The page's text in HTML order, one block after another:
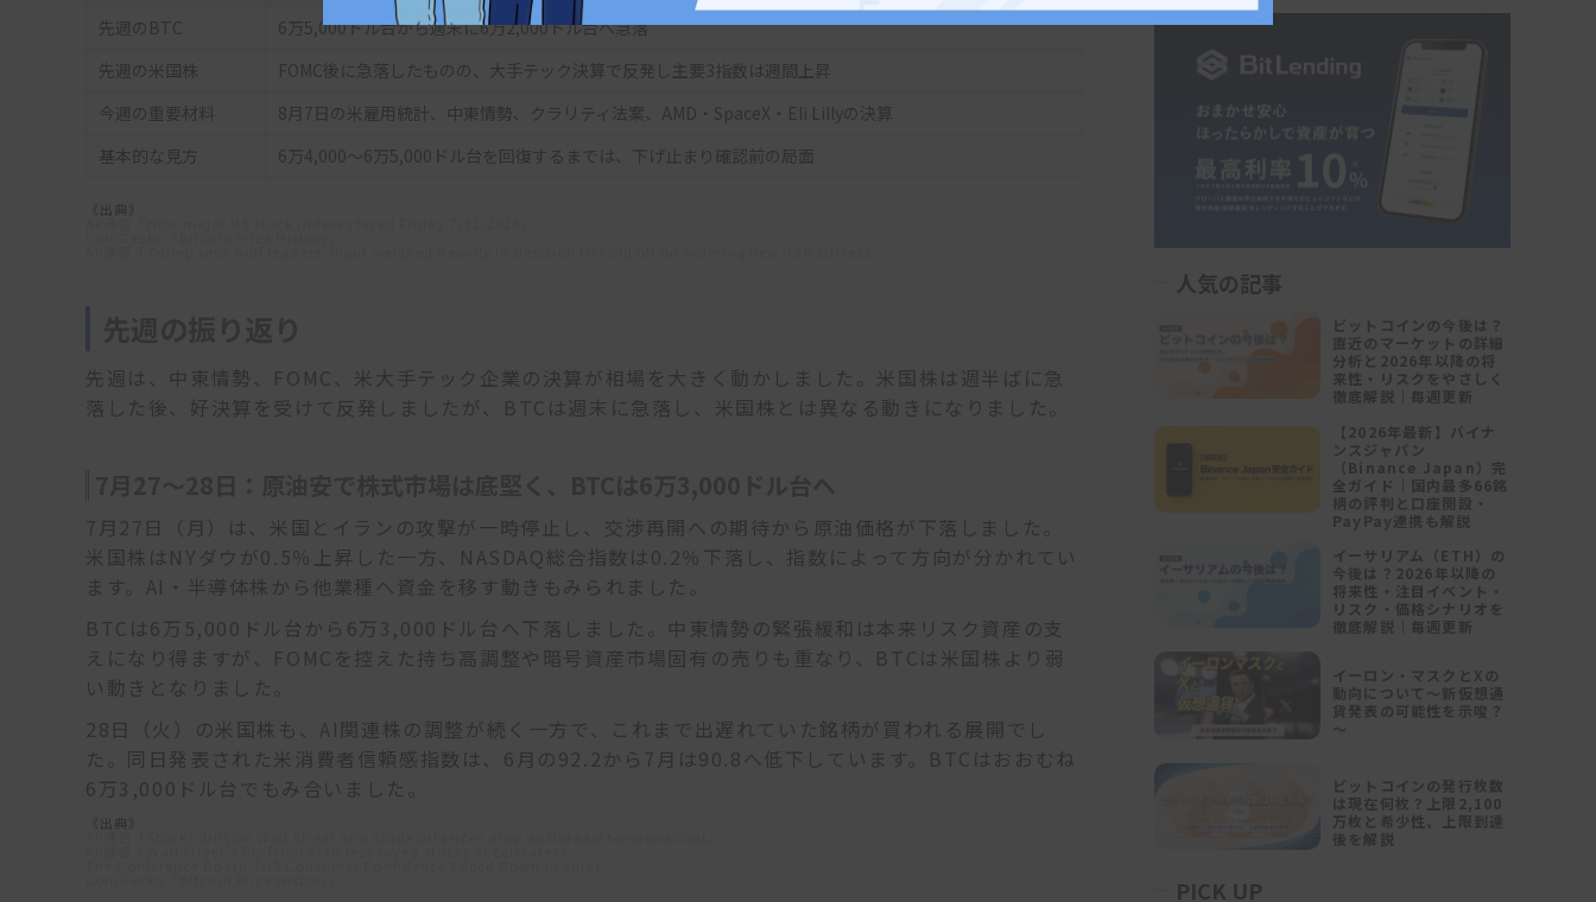
先週のBTC
6万5,000ドル台から週末に6万2,000ドル台へ急落
先週の米国株
FOMC後に急落したものの、大手テック決算で反発し主要3指数は週間上昇
今週の重要材料
8月7日の米雇用統計、中東情勢、クラリティ法案、AMD・SpaceX・Eli Lillyの決算
基本的な見方
6万4,000～6万5,000ドル台を回復するまでは、下げ止まり確認前の局面
《出典》
先週は、中東情勢、FOMC、米大手テック企業の決算が相場を大きく動かしました。米国株は週半ばに急
落した後、好決算を受けて反発しましたが、BTCは週末に急落し、米国株とは異なる動きになりました。
7月27日（月）は、米国とイランの攻撃が一時停止し、交渉再開への期待から原油価格が下落しました。
米国株はNYダウが0.5％上昇した一方、NASDAQ総合指数は0.2％下落し、指数によって方向が分かれてい
ます。AI・半導体株から他業種へ資金を移す動きもみられました。
BTCは6万5,000ドル台から6万3,000ドル台へ下落しました。中東情勢の緊張緩和は本来リスク資産の支
えになり得ますが、FOMCを控えた持ち高調整や暗号資産市場固有の売りも重なり、BTCは米国株より弱
い動きとなりました。
28日（火）の米国株も、AI関連株の調整が続く一方で、これまで出遅れていた銘柄が買われる展開でし
た。同日発表された米消費者信頼感指数は、6月の92.2から7月は90.8へ低下しています。BTCはおおむね
6万3,000ドル台でもみ合いました。
《出典》
人気の記事
ビットコインの今後は？
直近のマーケットの詳細
分析と2026年以降の将
来性・リスクをやさしく
徹底解説｜毎週更新
【2026年最新】バイナ
ンスジャパン
（Binance Japan）完
全ガイド｜国内最多66銘
柄の評判と口座開設・
PayPay連携も解説
イーサリアム（ETH）の
今後は？2026年以降の
将来性・注目イベント・
リスク・価格シナリオを
徹底解説｜毎週更新
イーロン・マスクとXの
動向について～新仮想通
貨発表の可能性を示唆？
～
ビットコインの発行枚数
は現在何枚？上限2,100
万枚と希少性、上限到達
後を解説
PICK UP